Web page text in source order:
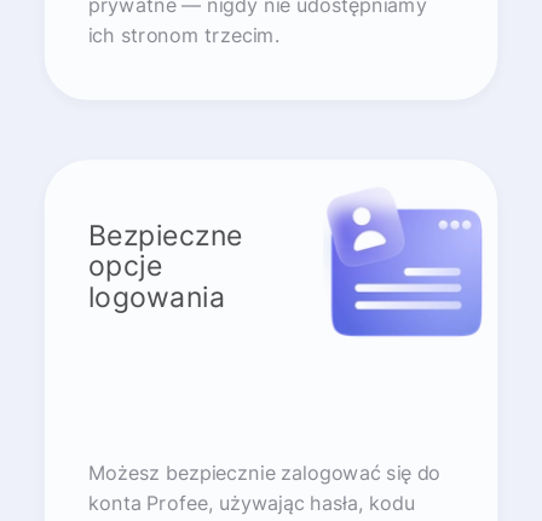
prywatne — nigdy nie udostępniamy
ich stronom trzecim.
Bezpieczne
opcje
logowania
Możesz bezpiecznie zalogować się do
konta Profee, używając hasła, kodu